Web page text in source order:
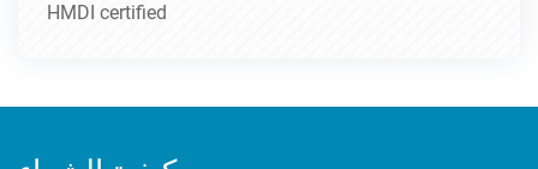
HMDI certified